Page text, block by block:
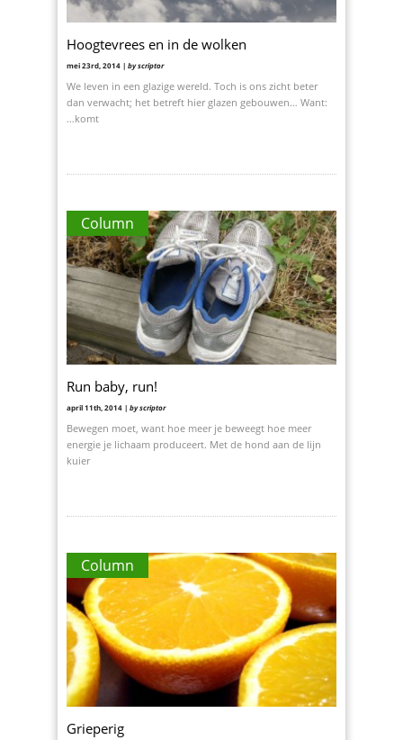
Hoogtevrees en in de wolken
mei 23rd, 2014 | by scriptor
We leven in een glazige wereld. Toch is ons zicht beter
dan verwacht; het betreft hier glazen gebouwen… Want:
…komt
Column
Run baby, run!
april 11th, 2014 | by scriptor
Bewegen moet, want hoe meer je beweegt hoe meer
energie je lichaam produceert. Met de hond aan de lijn
kuier
Column
Grieperig